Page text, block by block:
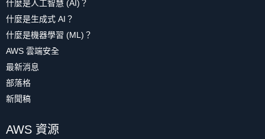
什麼是人工智慧 (AI)？
什麼是生成式 AI？
什麼是機器學習 (ML)？
AWS 雲端安全
最新消息
部落格
新聞稿
AWS 資源